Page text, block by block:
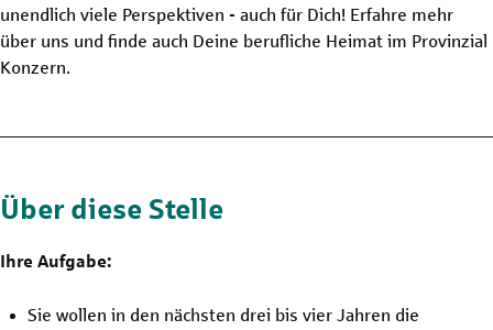
unendlich viele Perspektiven - auch für Dich! Erfahre mehr
über uns und finde auch Deine berufliche Heimat im Provinzial
Konzern.
Über diese Stelle
Ihre Aufgabe:
Sie wollen in den nächsten drei bis vier Jahren die